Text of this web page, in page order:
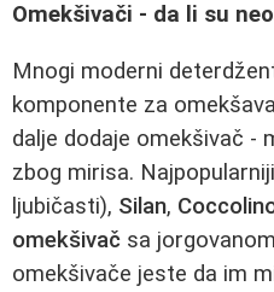
Omekšivači - da li su
Mnogi moderni
komponente za
dalje dodaje omekšivač -
zbog mirisa.
ljubičasti), Silan,
omekšivač sa
omekšivače jeste da im